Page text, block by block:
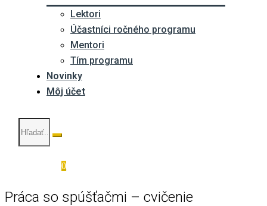
Lektori
Účastníci ročného programu
Mentori
Tím programu
Novinky
Môj účet
0
Práca so spúšťačmi – cvičenie